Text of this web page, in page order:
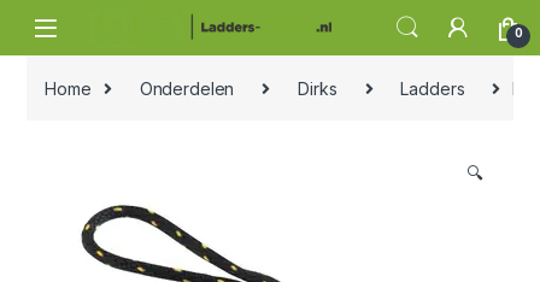
0
Home Onderdelen Dirks Ladders
🔍